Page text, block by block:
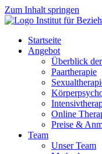
Zum Inhalt springen
Startseite
Angebot
Überblick
Paartherapie
Online
Preise &
Team
Unser Team